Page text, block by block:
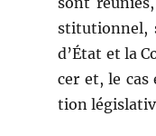
sti­tu­tion­nel,
d’É­tat et la
cer et, le
tion